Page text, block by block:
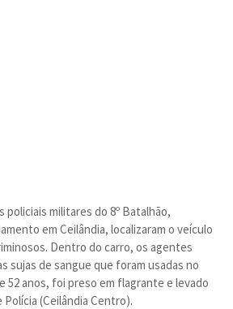
policiais militares do 8º Batalhão,
em Ceilândia, localizaram o veículo
Dentro do carro, os agentes
sujas de sangue que foram usadas no
52 anos, foi preso em flagrante e levado
Polícia (Ceilândia Centro).